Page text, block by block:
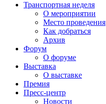
Транспортная неделя
О мероприятии
Место проведения
Как добраться
Архив
Форум
О форуме
Выставка
О выставке
Премия
Пресс-центр
Новости